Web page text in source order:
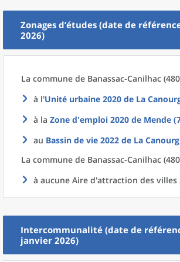
Zonages d’études (date de
2026)
La commune de Banassac-Canilhac
à l'Unité urbaine 2020 de La
à la Zone d'emploi 2020 de Mende
au Bassin de vie 2022 de La
La commune de Banassac-Canilhac
à aucune Aire d'attraction des villes
Intercommunalité (date de
janvier 2026)